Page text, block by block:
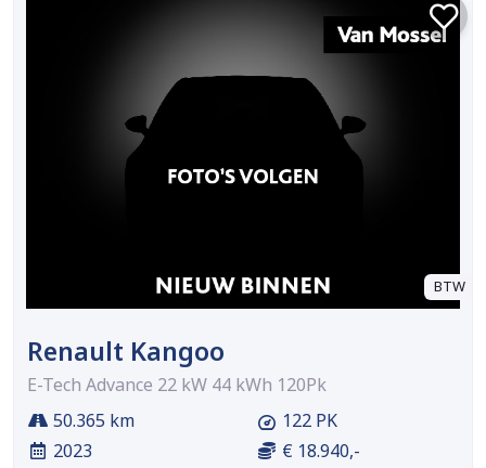
BTW
Renault Kangoo
E-Tech Advance 22 kW 44 kWh 120Pk
50.365 km
2023
122 PK
€ 18.940,-